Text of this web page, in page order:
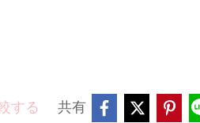
する 共有